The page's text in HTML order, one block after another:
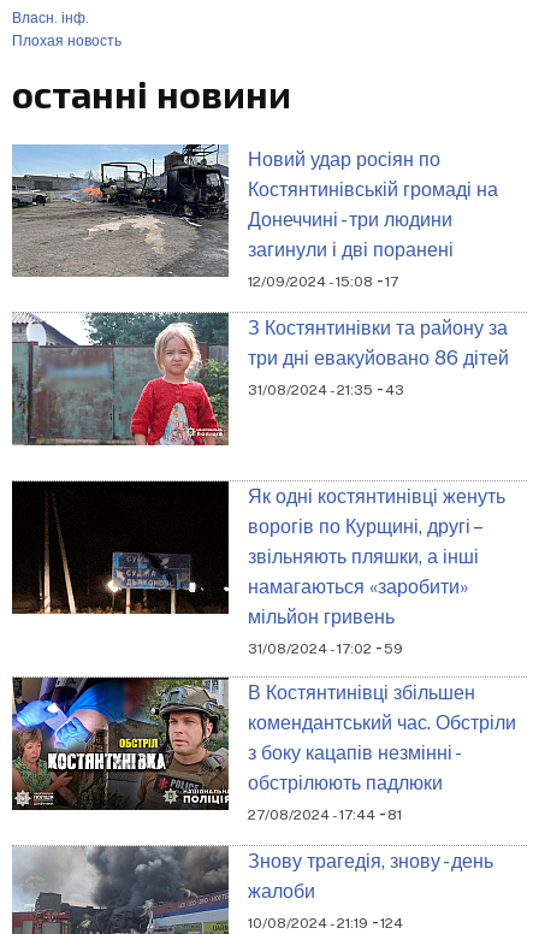
Власн. інф.
Плохая новость
останні новини
Новий удар росіян по
Костянтинівській громаді на
Донеччині - три людини
загинули і дві поранені
12/09/2024 - 15:08 -17
З Костянтинівки та району за
три дні евакуйовано 86 дітей
31/08/2024 - 21:35 -43
Як одні костянтинівці женуть
ворогів по Курщині, другі –
звільняють пляшки, а інші
намагаються «заробити»
мільйон гривень
31/08/2024 - 17:02 -59
В Костянтинівці збільшен
комендантський час. Обстріли
з боку кацапів незмінні -
обстрілюють падлюки
27/08/2024 - 17:44 - 81
Знову трагедія, знову - день
жалоби
10/08/2024 - 21:19 -124